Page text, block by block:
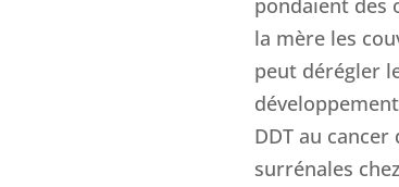
pondaient des
la mère les
peut dérégler
DDT au
surrénales